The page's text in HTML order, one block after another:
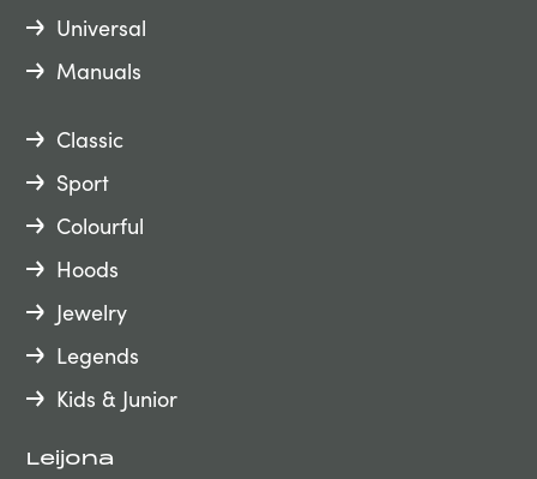
Universal
Manuals
Classic
Sport
Colourful
Hoods
Jewelry
Legends
Kids & Junior
Leijona